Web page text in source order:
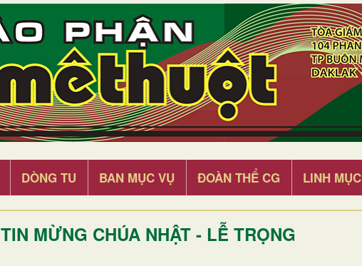
DÒNG TU BAN MỤC VỤ ĐOÀN THỂ CG LINH MỤC
TIN MỪNG CHÚA NHẬT - LỄ TRỌNG